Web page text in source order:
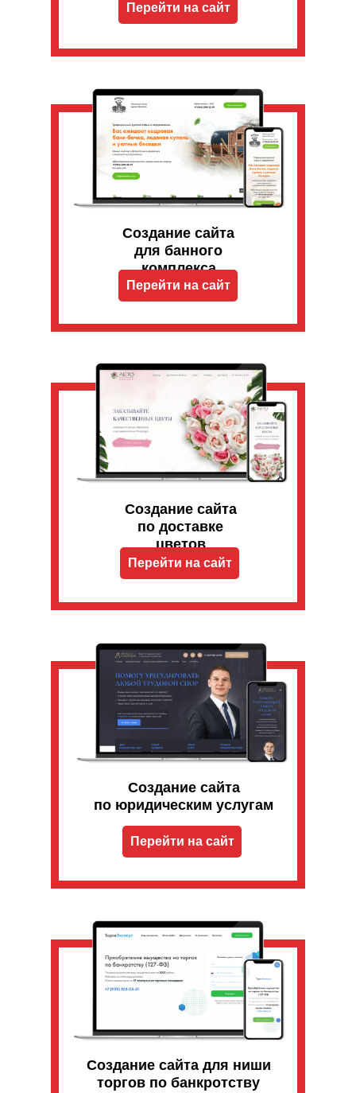
Перейти на сайт
Создание сайта
для банного
комплекса
Перейти на сайт
Создание сайта
по юридическим услугам
Перейти на сайт
Создание сайта
по доставке
цветов
Перейти на сайт
Создание сайта для ниши
торгов по банкротству